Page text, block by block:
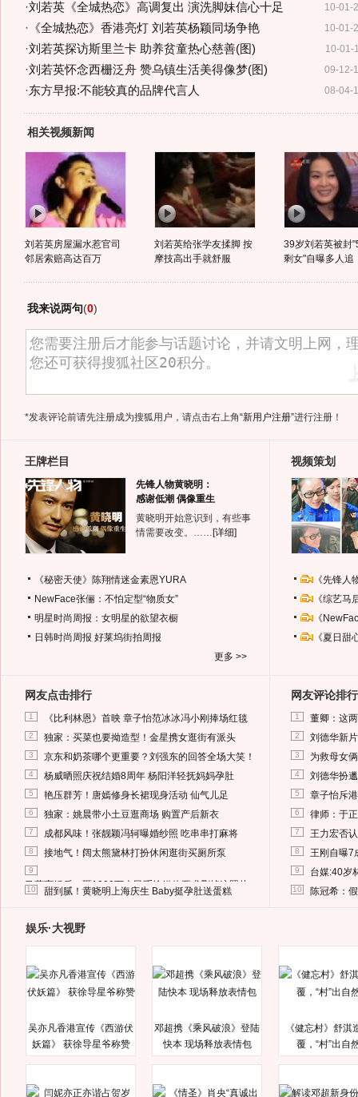
10-01-
·刘若英《全城热恋》高调复出 演洗脚妹信心十足
10-01-
· 《全城热恋》香港亮灯 刘若英杨颖同场争艳
10-01-
·刘若英探访斯里兰卡 助养贫童热心慈善(图)
09-12-
·刘若英怀念西栅泛舟 赞乌镇生活美得像梦(图)
08-04-
·东方早报:不能较真的品牌代言人
相关视频新闻
刘若英房屋漏水惹官司
邻居索赔高达百万
刘若英给张学友揉脚 按
摩技高出手就舒服
39岁刘若英被封
剩女"自曝多人追
我来说两句(0)
*发表评论前请先注册成为搜狐用户，请点击右上角“新用户注册”进行注册！
王牌栏目
先锋人物黄晓明：
感谢低潮 偶像重生
黄晓明开始意识到，有些事
情需要改变。…… [详细]
《秘密天使》陈翔情迷金素恩YURA
NewFace张俪：不怕定型“物质女”
明星时尚周报：女明星的欲望衣橱
日韩时尚周报 好莱坞街拍周报
更多 >>
视频策划
《先锋
《综艺
《
《夏日
网友点击排行
1 《比利林恩》首映 章子怡范冰冰冯小刚捧场红毯
2 独家：买菜也要拗造型！金星携女逛街有派头
3 京东和奶茶哪个更重要？刘强东的回答全场大笑！
4 杨威晒照庆祝结婚8周年 杨阳洋轻抚妈妈孕肚
5 艳压群芳！唐嫣修身长裙现身活动 仙气儿足
6 独家：姚晨带小土豆逛商场 购置产后新衣
7 成都风味！张靓颖冯轲曝婚纱照 吃串串打麻将
8 接地气！阔太熊黛林打扮休闲逛街买厕所泵
9
马蓉离婚后，砸1000万人民币给媒体要求删掉这照片
10 甜到腻！黄晓明上海庆生 Baby挺孕肚送蛋糕
网友评论排行
1 董卿：这
2 刘德华新
3 为救母女
4 刘德华扮
5 章子怡斥
6 律师：于
7 王力宏否
8 王刚自曝7
9 台媒:40岁
10 陈冠希：
娱乐·大视野
吴亦凡香港宣传《西游伏
妖篇》 获徐导星爷称赞
邓超携《乘风破浪》登陆
快本 现场释放表情包
《健忘村》舒淇
覆，“村”出自